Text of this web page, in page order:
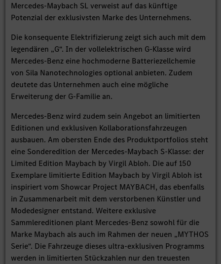
Mercedes-Maybach SL verweist auf das künftige
Potenzial der exklusivsten Marke des Unternehmens.
Die konsequente Elektrifizierung zeigt sich auch mit dem
legendären „G“. In der vollelektrischen G-Klasse wird
Mercedes-Benz eine hochmoderne Batteriezellchemie
von Sila Nanotechnologies optional anbieten. Zudem
deutete das Unternehmen auch eine mögliche
Erweiterung der G-Familie an.
Mercedes-Benz wird zudem sein Angebot an limitierten
Editionen und exklusiven Kollaborationsfahrzeugen
ausbauen. Am obersten Ende des Produktportfolios steht
eine Sonderedition der Mercedes-Maybach S-Klasse: der
Limited Edition Maybach by Virgil Abloh. Die auf 150
Exemplare limitierte Edition Maybach by Virgil Abloh ist
inspiriert vom Showcar Project MAYBACH, das ebenfalls
in Zusammenarbeit mit dem verstorbenen Künstler und
Modedesigner entstand. Weitere exklusive
Sammlereditionen plant Mercedes-Benz sowohl für die
Marke Maybach als auch im Rahmen der neuen „MYTHOS
Serie“. Die Fahrzeuge dieses ultra-exklusiven Programms
werden in limitierten Stückzahlen nur den treuesten